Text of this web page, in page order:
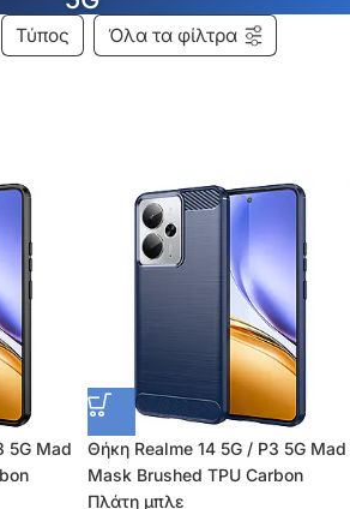
Τύπος Όλα τα φίλτρα
5G Mad
Θήκη Realme 14 5G / P3 5G Mad
Mask Brushed TPU Carbon
Πλάτη μπλε